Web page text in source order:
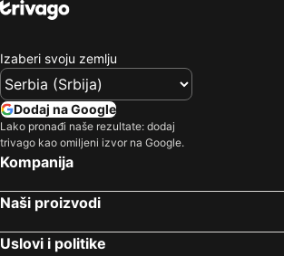
Izaberi svoju zemlju
Dodaj na Google
Lako pronađi naše rezultate: dodaj
trivago kao omiljeni izvor na Google.
Kompanija
Naši proizvodi
Uslovi i politike